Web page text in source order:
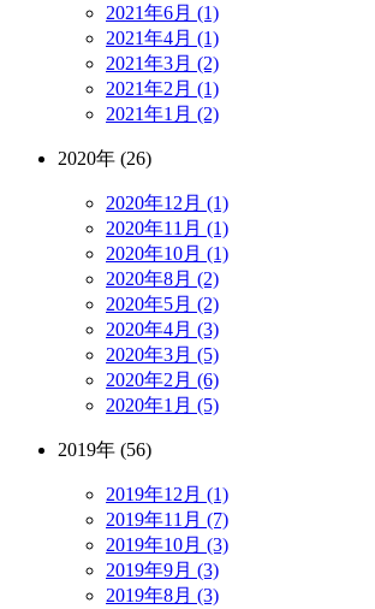
2021年6月 (1)
2021年4月 (1)
2021年3月 (2)
2021年2月 (1)
2021年1月 (2)
2020年 (26)
2020年12月 (1)
2020年11月 (1)
2020年10月 (1)
2020年8月 (2)
2020年5月 (2)
2020年4月 (3)
2020年3月 (5)
2020年2月 (6)
2020年1月 (5)
2019年 (56)
2019年12月 (1)
2019年11月 (7)
2019年10月 (3)
2019年9月 (3)
2019年8月 (3)